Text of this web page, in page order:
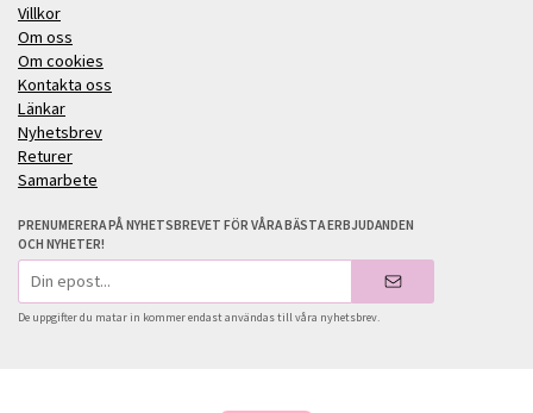
Villkor
Om oss
Om cookies
Kontakta oss
Länkar
Nyhetsbrev
Returer
Samarbete
PRENUMERERA PÅ NYHETSBREVET FÖR VÅRA BÄSTA ERBJUDANDEN
OCH NYHETER!
postadress
De uppgifter du matar in kommer endast användas till våra nyhetsbrev.